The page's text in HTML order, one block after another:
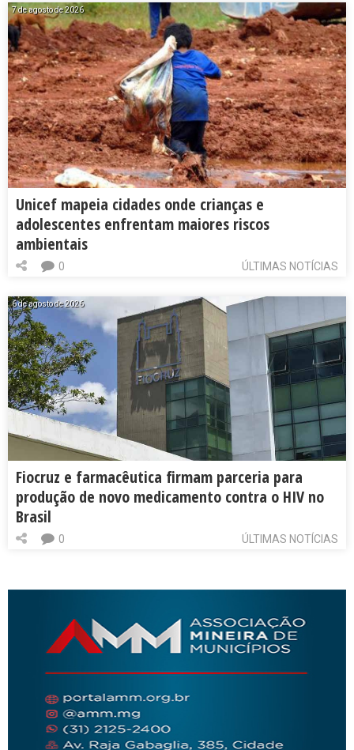
7 de agosto de 2026
Unicef mapeia cidades onde crianças e
adolescentes enfrentam maiores riscos
ambientais
ÚLTIMAS NOTÍCIAS
0
6 de agosto de 2026
Fiocruz e farmacêutica firmam parceria para
produção de novo medicamento contra o HIV no
Brasil
ÚLTIMAS NOTÍCIAS
0